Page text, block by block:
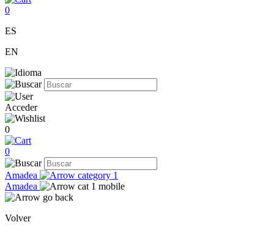
0
ES
EN
Acceder
0
0
Amadea
Amadea
Volver